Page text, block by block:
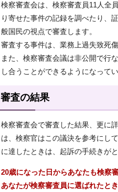
検察審査会は、検察審査員11人全
り寄せた事件の記録を調べたり、
般国民の視点で審査します。
審査する事件は、業務上過失致死
また、検察審査会議は非公開で行
し合うことができるようになってい
審査の結果
検察審査会で審査した結果、更に
は、検察官はこの議決を参考にし
に達したときは、起訴の手続きがと
20歳になった日からあなたも検察
あなたが検察審査員に選ばれたと